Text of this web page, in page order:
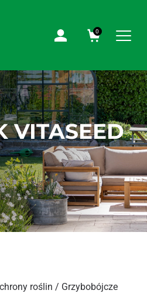
0
VITASEED
roślin / Grzybobójcze